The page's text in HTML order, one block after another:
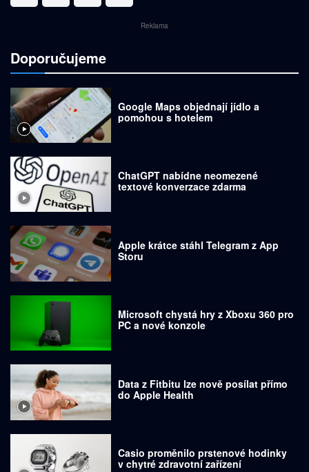
Reklama
Doporučujeme
Google Maps objednají jídlo a
pomohou s hotelem
ChatGPT nabídne neomezené
textové konverzace zdarma
Apple krátce stáhl Telegram z App
Storu
Microsoft chystá hry z Xboxu 360 pro
PC a nové konzole
Data z Fitbitu lze nově posílat přímo
do Apple Health
Casio proměnilo prstenové hodinky
v chytré zdravotní zařízení